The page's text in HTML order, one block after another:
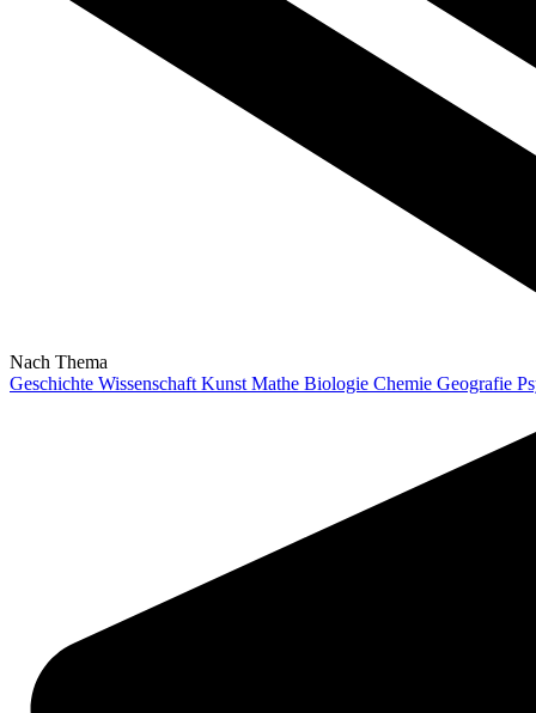
Nach Thema
Geschichte Wissenschaft Kunst Mathe Biologie Chemie Geografie